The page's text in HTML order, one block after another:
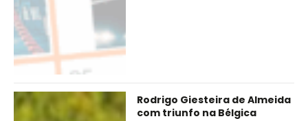
Rodrigo Giesteira de Almeida
com triunfo na Bélgica